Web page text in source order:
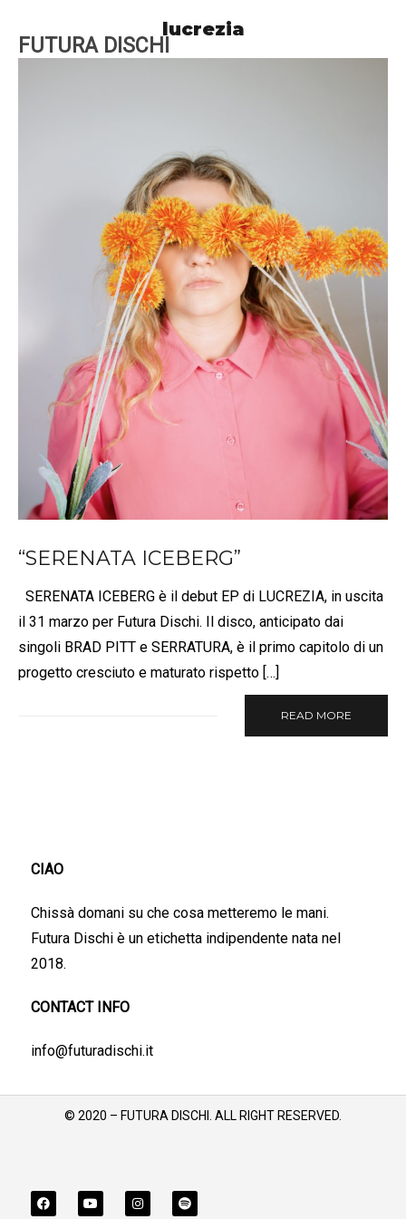
FUTURA DISCHI
lucrezia
“SERENATA ICEBERG”
SERENATA ICEBERG è il debut EP di LUCREZIA, in uscita
il 31 marzo per Futura Dischi. Il disco, anticipato dai
singoli BRAD PITT e SERRATURA, è il primo capitolo di un
progetto cresciuto e maturato rispetto […]
READ MORE
CIAO
Chissà domani su che cosa metteremo le mani.
Futura Dischi è un etichetta indipendente nata nel
2018.
CONTACT INFO
info@futuradischi.it
© 2020 – FUTURA DISCHI. ALL RIGHT RESERVED.